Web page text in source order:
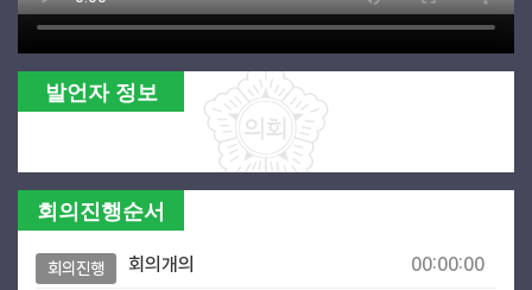
발언자 정보
회의진행순서
회의진행 회의개의 00:00:00